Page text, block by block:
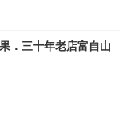
．三十年老店富自山